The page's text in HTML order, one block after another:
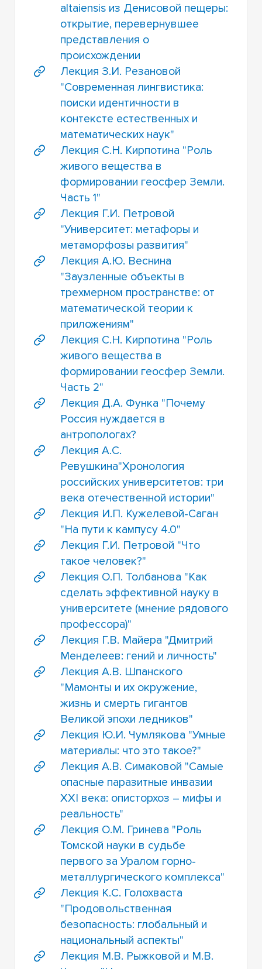
altaiensis из Денисовой пещеры:
открытие, перевернувшее
представления о
происхождении
Лекция З.И. Резановой
"Современная лингвистика:
поиски идентичности в
контексте естественных и
математических наук"
Лекция С.Н. Кирпотина "Роль
живого вещества в
формировании геосфер Земли.
Часть 1"
Лекция Г.И. Петровой
"Университет: метафоры и
метаморфозы развития"
Лекция А.Ю. Веснина
"Заузленные объекты в
трехмерном пространстве: от
математической теории к
приложениям"
Лекция С.Н. Кирпотина "Роль
живого вещества в
формировании геосфер Земли.
Часть 2"
Лекция Д.А. Функа "Почему
Россия нуждается в
антропологах?
Лекция А.С.
Ревушкина"Хронология
российских университетов: три
века отечественной истории"
Лекция И.П. Кужелевой-Саган
"На пути к кампусу 4.0"
Лекция Г.И. Петровой "Что
такое человек?"
Лекция О.П. Толбанова "Как
сделать эффективной науку в
университете (мнение рядового
профессора)"
Лекция Г.В. Майера "Дмитрий
Менделеев: гений и личность"
Лекция А.В. Шпанского
"Мамонты и их окружение,
жизнь и смерть гигантов
Великой эпохи ледников"
Лекция Ю.И. Чумлякова "Умные
материалы: что это такое?"
Лекция А.В. Симаковой "Самые
опасные паразитные инвазии
XXI века: описторхоз – мифы и
реальность"
Лекция О.М. Гринева "Роль
Томской науки в судьбе
первого за Уралом горно-
металлургического комплекса"
Лекция К.С. Голохваста
"Продовольственная
безопасность: глобальный и
национальный аспекты"
Лекция М.В. Рыжковой и М.В.